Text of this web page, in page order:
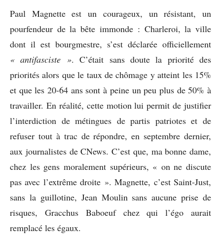
Paul Magnette est un courageux, un résistant, un
pourfendeur de la bête immonde : Charleroi, la ville
dont il est bourgmestre, s’est déclarée officiellement
« antifasciste ». C’était sans doute la priorité des
priorités alors que le taux de chômage y atteint les 15%
et que les 20-64 ans sont à peine un peu plus de 50% à
travailler. En réalité, cette motion lui permit de justifier
l’interdiction de métingues de partis patriotes et de
refuser tout à trac de répondre, en septembre dernier,
aux journalistes de CNews. C’est que, ma bonne dame,
chez les gens moralement supérieurs, « on ne discute
pas avec l’extrême droite ». Magnette, c’est Saint-Just,
sans la guillotine, Jean Moulin sans aucune prise de
risques, Gracchus Baboeuf chez qui l’égo aurait
remplacé les égaux.